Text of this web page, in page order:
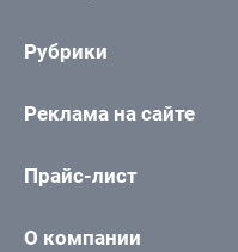
Рубрики
Реклама на сайте
Прайс-лист
О компании